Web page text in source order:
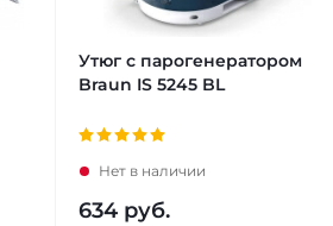
Утюг с парогенератором
Braun IS 5245 BL
Нет в наличии
634 руб.